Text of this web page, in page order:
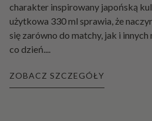
charakter inspirowany japońską
użytkowa 330 ml sprawia, że
się zarówno do matchy, jak i
co dzień....
ZOBACZ SZCZEGÓŁY